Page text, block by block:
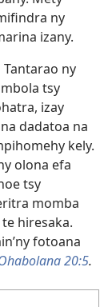
ny
izany.
Tantarao ny
tsy
izay
dadatoa na
kely.
olona efa
tsy
momba
hiresaka.
fotoana
20:5.